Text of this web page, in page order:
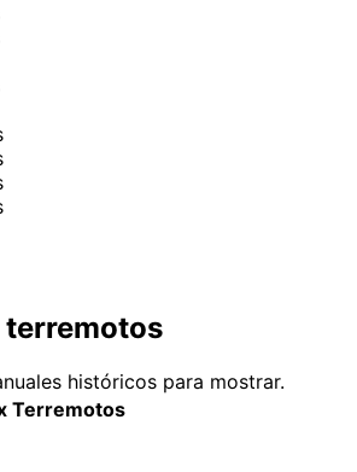
históricos para mostrar.
Terremotos